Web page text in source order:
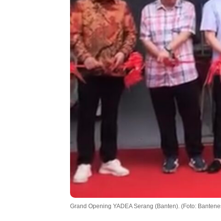
Grand Opening YADEA Serang (Banten). (Foto: